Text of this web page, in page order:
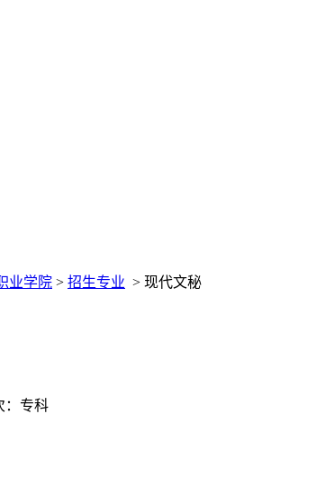
业学院 > 招生专业 > 现代文秘
：专科